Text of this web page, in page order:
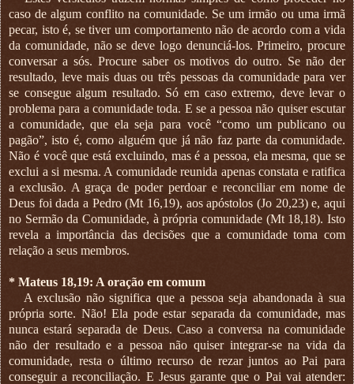
caso de algum conflito na comunidade. Se um irmão ou uma irmã
pecar, isto é, se tiver um comportamento não de acordo com a vida
da comunidade, não se deve logo denunciá-los. Primeiro, procure
conversar a sós. Procure saber os motivos do outro. Se não der
resultado, leve mais duas ou três pessoas da comunidade para ver
se consegue algum resultado. Só em caso extremo, deve levar o
problema para a comunidade toda. E se a pessoa não quiser escutar
a comunidade, que ela seja para você “como um publicano ou
pagão”, isto é, como alguém que já não faz parte da comunidade.
Não é você que está excluindo, mas é a pessoa, ela mesma, que se
exclui a si mesma. A comunidade reunida apenas constata e ratifica
a exclusão. A graça de poder perdoar e reconciliar em nome de
Deus foi dada a Pedro (Mt 16,19), aos apóstolos (Jo 20,23) e, aqui
no Sermão da Comunidade, à própria comunidade (Mt 18,18). Isto
revela a importância das decisões que a comunidade toma com
relação a seus membros.
* Mateus 18,19: A oração em comum
A exclusão não significa que a pessoa seja abandonada à sua
própria sorte. Não! Ela pode estar separada da comunidade, mas
nunca estará separada de Deus. Caso a conversa na comunidade
não der resultado e a pessoa não quiser integrar-se na vida da
comunidade, resta o último recurso de rezar juntos ao Pai para
conseguir a reconciliação. E Jesus garante que o Pai vai atender: